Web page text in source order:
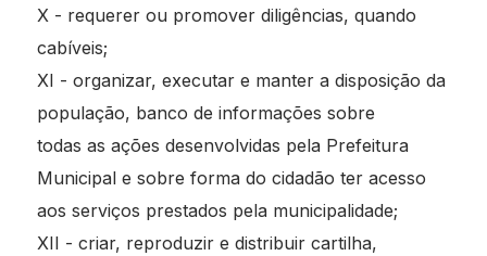
X - requerer ou promover diligências, quando
cabíveis;
XI - organizar, executar e manter a disposição da
população, banco de informações sobre
todas as ações desenvolvidas pela Prefeitura
Municipal e sobre forma do cidadão ter acesso
aos serviços prestados pela municipalidade;
XII - criar, reproduzir e distribuir cartilha,